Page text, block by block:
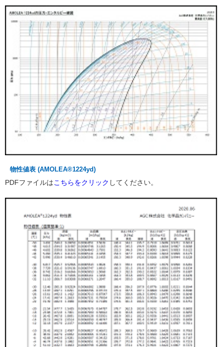
物性値表 (AMOLEA®1224yd)
PDFファイルはこちらをクリック してください。